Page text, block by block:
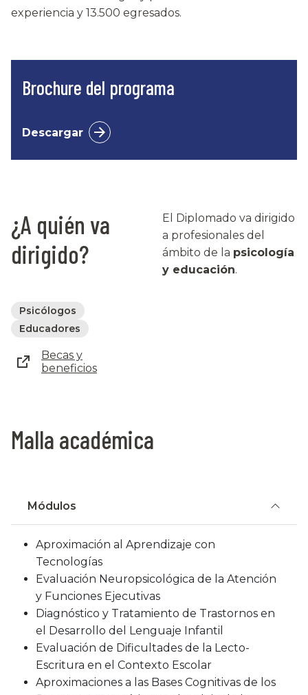
experiencia y 13.500 egresados.
Brochure del programa
Descargar
¿A quién va
dirigido?
Psicólogos
Educadores
Becas y
beneficios
El Diplomado va dirigido
a profesionales del
ámbito de la psicología
y educación.
Malla académica
Módulos
Aproximación al Aprendizaje con
Tecnologías
Evaluación Neuropsicológica de la Atención
y Funciones Ejecutivas
Diagnóstico y Tratamiento de Trastornos en
el Desarrollo del Lenguaje Infantil
Evaluación de Dificultades de la Lecto-
Escritura en el Contexto Escolar
Aproximaciones a las Bases Cognitivas de los